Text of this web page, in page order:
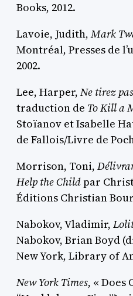
Books, 2012.
Lavoie, Judith,Mark
Montréal, Presses de
2002.
Lee, Harper, Ne tirez
traduction de To Kill a
Stoïanov et Isabelle
de Fallois/Livre de
Morrison, Toni,
Help the Childpar
Éditions Christian
Nabokov, Vladimir,
Nabokov, Brian Boyd
New York, Library of
New York Times, « Does